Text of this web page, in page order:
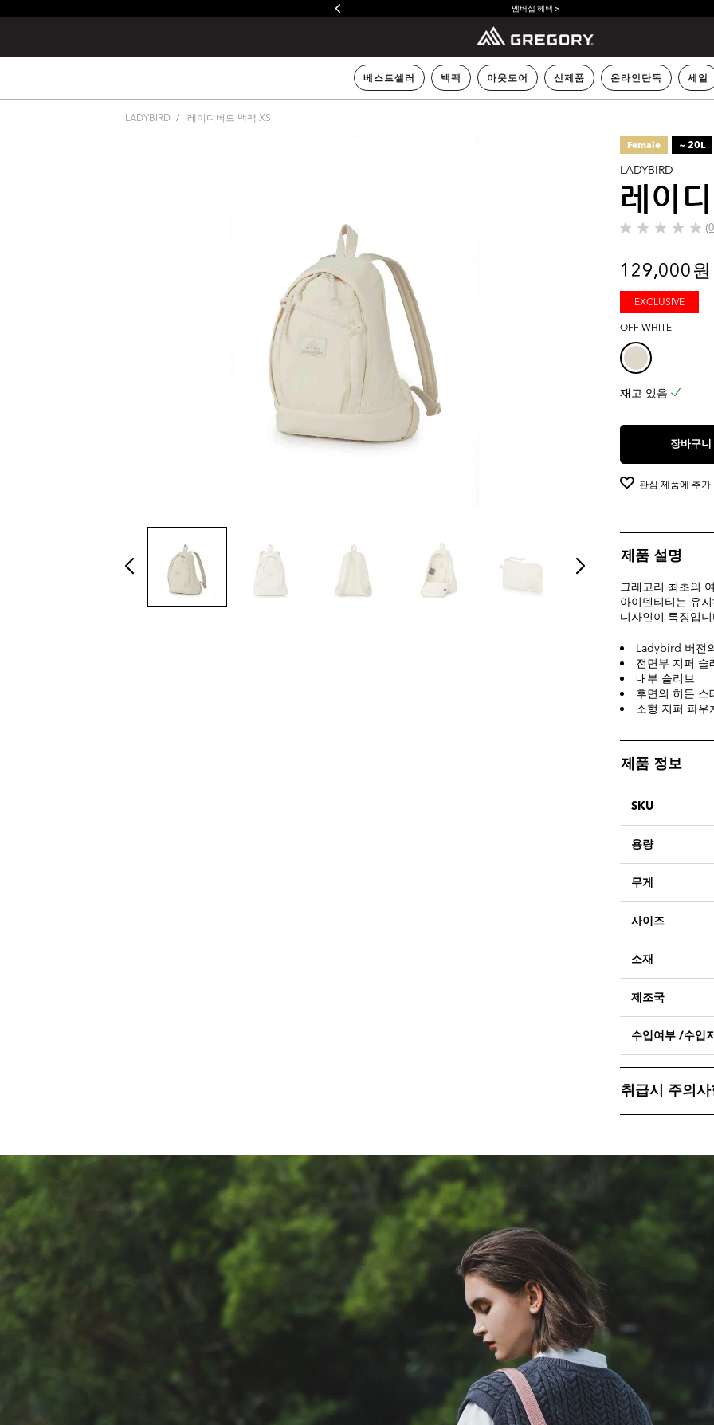
멤버십 혜택 >
베스트셀러 백팩 아웃도어 신제품 온라인단독 세일
LADYBIRD 레이디버드 백팩 XS
Female ~ 20L
LADYBIRD
레이
별
개
중
0.0
개
입
니
다.
129,000 원
EXCLUSIVE
OFF WHITE
재고 있음
장바구
관심 제품에 추가
제품 설명
그레고리 최초의
아이덴티티는 유
디자인이 특징입
Ladybird 버전
전면부 지퍼 슬
내부 슬리브
후면의 히든 스
소형 지퍼 파우
제품 정보
SKU
용량
무게
사이즈
소재
제조국
수입여부 /수입
취급시 주의